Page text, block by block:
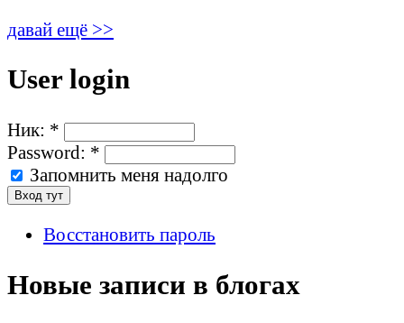
давай ещё >>
User login
Ник: *
Password: *
Запомнить меня надолго
Восстановить пароль
Новые записи в блогах